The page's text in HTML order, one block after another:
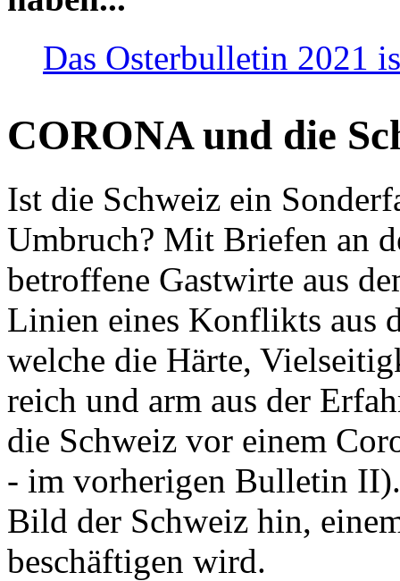
Das Osterbulletin 2021
CORONA und die
Ist die Schweiz ein
Umbruch? Mit Briefen an
betroffene Gastwirte aus
Linien eines Konflikts aus
welche die Härte,
reich und arm aus der
die Schweiz vor einem
- im vorherigen Bulletin
Bild der Schweiz hin,
beschäftigen wird.